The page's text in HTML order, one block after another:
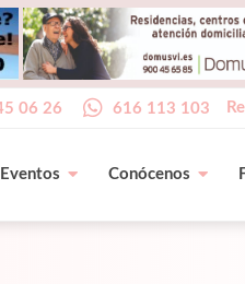
06 26 616 113 103
Eventos Conócenos